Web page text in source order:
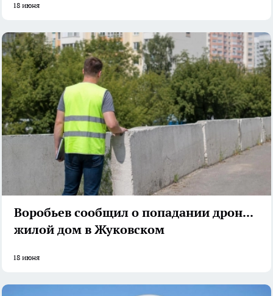
18 июня
Воробьев сообщил о попадании дрона в
жилой дом в Жуковском
18 июня